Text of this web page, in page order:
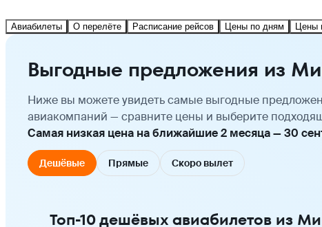
Авиабилеты О перелёте Расписание рейсов Цены по дням Цены
Выгодные предложения из
Ниже вы можете увидеть самые выгодные
авиакомпаний — сравните цены и выберите
Самая низкая цена на ближайшие 2 месяца — 30
Дешёвые Прямые Скоро вылет
Топ-10 дешёвых авиабилетов из